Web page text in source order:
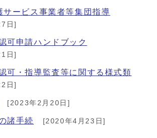
サービス事業者等集団指導
日]
可申請ハンドブック
日]
可・指導監査等に関する様式類
日]
[2023年2月20日]
諸手続 [2020年4月23日]